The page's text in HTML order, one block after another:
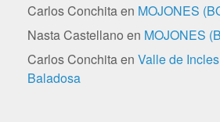
Carlos Conchitaen MOJONES
Nasta Castellano en MOJONES
Carlos Conchitaen Valle de
Baladosa